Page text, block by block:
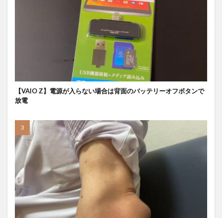
【VAIO Z】電源が入らない場合は背面のバッテリーオフボタンで
放電